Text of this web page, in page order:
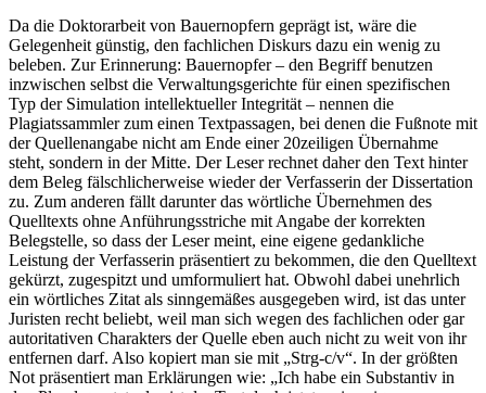
Da die Doktorarbeit von Bauernopfern geprägt ist, wäre die
Gelegenheit günstig, den fachlichen Diskurs dazu ein wenig zu
beleben. Zur Erinnerung: Bauern­opfer – den Begriff benutzen
inzwischen selbst die Verwaltungsgerichte für einen spezifischen
Typ der Simula­tion intellektueller Integrität – nennen die
Plagiatssammler zum einen Textpassagen, bei denen die Fußnote mit
der Quellenangabe nicht am Ende einer 20zeiligen Übernahme
steht, sondern in der Mitte. Der Leser rechnet daher den Text hinter
dem Beleg fälschlicherweise wieder der Verfasserin der Dissertation
zu. Zum anderen fällt darunter das wörtliche Übernehmen des
Quelltexts ohne Anführungsstriche mit Angabe der korrekten
Belegstelle, so dass der Leser meint, eine eigene gedankliche
Leistung der Verfasserin präsentiert zu bekommen, die den Quelltext
gekürzt, zugespitzt und umformuliert hat. Obwohl dabei unehrlich
ein wörtliches Zitat als sinngemäßes ausgegeben wird, ist das unter
Juristen recht beliebt, weil man sich wegen des fachlichen oder gar
autoritativen Charakters der Quelle eben auch nicht zu weit von ihr
entfernen darf. Also kopiert man sie mit „Strg-c/v“. In der größten
Not präsentiert man Erklärungen wie: „Ich habe ein Substantiv in